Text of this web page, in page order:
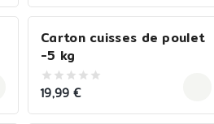
Carton cuisses de poulet
-5 kg
0
of
19,99 €